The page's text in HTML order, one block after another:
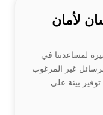
لأمان
لمساعدتنا في
غير المرغوب
بيئة على